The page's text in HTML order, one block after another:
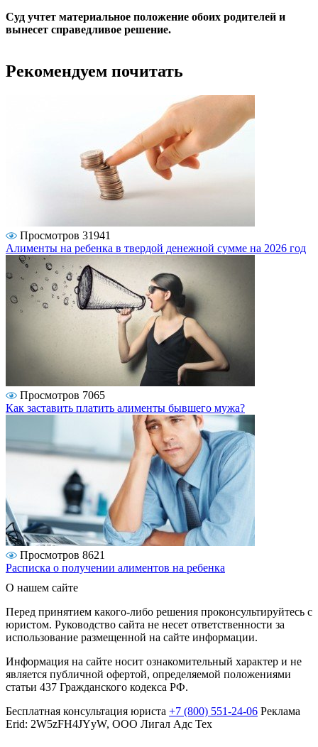
Суд учтет материальное положение обоих родителей и
вынесет справедливое решение.
Рекомендуем почитать
Просмотров 31941
Алименты на ребенка в твердой денежной сумме на 2026 год
Просмотров 7065
Как заставить платить алименты бывшего мужа?
Просмотров 8621
Расписка о получении алиментов на ребенка
О нашем сайте
Перед принятием какого-либо решения проконсультируйтесь с
юристом. Руководство сайта не несет ответственности за
использование размещенной на сайте информации.
Информация на сайте носит ознакомительный характер и не
является публичной офертой, определяемой положениями
статьи 437 Гражданского кодекса РФ.
Бесплатная консультация юриста +7 (800) 551-24-06 Реклама
Erid: 2W5zFH4JYyW, ООО Лигал Адс Тех